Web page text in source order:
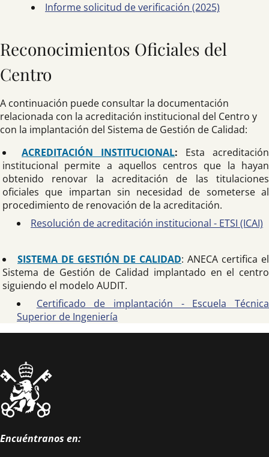
Informe solicitud de verificación (2025)
Reconocimientos Oficiales del
Centro
A continuación puede consultar la documentación
relacionada con la acreditación institucional del Centro y
con la implantación del Sistema de Gestión de Calidad:
ACREDITACIÓN INSTITUCIONAL: Esta acreditación
institucional permite a aquellos centros que la hayan
obtenido renovar la acreditación de las titulaciones
oficiales que impartan sin necesidad de someterse al
procedimiento de renovación de la acreditación.
Resolución de acreditación institucional - ETSI (ICAI)
SISTEMA DE GESTIÓN DE CALIDAD: ANECA certifica el
Sistema de Gestión de Calidad implantado en el centro
siguiendo el modelo AUDIT.
Certificado de implantación - Escuela Técnica
Superior de Ingeniería
Encuéntranos en: